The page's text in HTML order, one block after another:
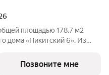
площадью 178,7 м2
дома «Никитский 6». Из
Центральный дом
Позвоните мне